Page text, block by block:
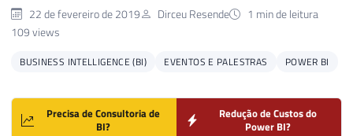
22 de fevereiro de 2019 Dirceu Resende
1 min de leitura
109 views
BUSINESS INTELLIGENCE (BI) EVENTOS E PALESTRAS POWER BI
Precisa de Consultoria de
BI?
Redução de Custos do
Power BI?